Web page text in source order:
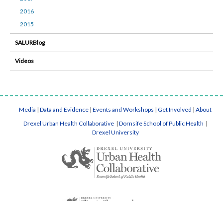
2016
2015
SALURBlog
Videos
Media | Data and Evidence | Events and Workshops | Get Involved | About
Drexel Urban Health Collaborative | Dornsife School of Public Health |
Drexel University